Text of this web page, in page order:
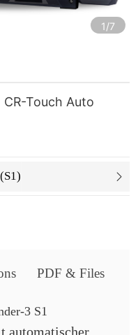
1/7
Touch Auto
PDF & Files
3 S1
automatischer